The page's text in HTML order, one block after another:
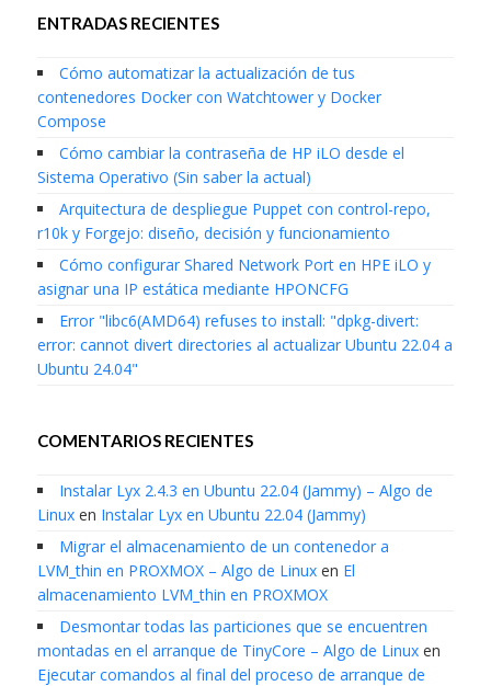
ENTRADAS RECIENTES
Cómo automatizar la actualización de tus
contenedores Docker con Watchtower y Docker
Compose
Cómo cambiar la contraseña de HP iLO desde el
Sistema Operativo (Sin saber la actual)
Arquitectura de despliegue Puppet con control-repo,
r10k y Forgejo: diseño, decisión y funcionamiento
Cómo configurar Shared Network Port en HPE iLO y
asignar una IP estática mediante HPONCFG
Error "libc6(AMD64) refuses to install: "dpkg-divert:
error: cannot divert directories al actualizar Ubuntu 22.04 a
Ubuntu 24.04"
COMENTARIOS RECIENTES
Instalar Lyx 2.4.3 en Ubuntu 22.04 (Jammy) – Algo de
Linuxen Instalar Lyx en Ubuntu 22.04 (Jammy)
Migrar el almacenamiento de un contenedor a
LVM_thin en PROXMOX – Algo de Linuxen El
almacenamiento LVM_thin en PROXMOX
Desmontar todas las particiones que se encuentren
montadas en el arranque de TinyCore – Algo de Linuxen
Ejecutar comandos al final del proceso de arranque de